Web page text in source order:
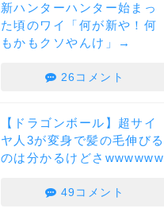
新ハンターハンター始まっ
た頃のワイ「何が新や！何
もかもクソやんけ」→
26コメント
【ドラゴンボール】超サイ
ヤ人3が変身で髪の毛伸びる
のは分かるけどさwwwwww
49コメント